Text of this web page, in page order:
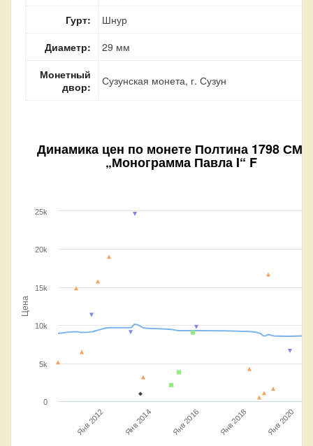
Гурт:
Шнур
Диаметр:
29 мм
Монетный
двор:
Сузунская монета, г. Сузун
Динамика цен по монете Полтина 1798 СМ
„Монограмма Павла I“ F
Цена
Янв 2012 Янв 2014 Янв 2016 Янв 2018 Янв 2020
0
5k
10k
15k
20k
25k